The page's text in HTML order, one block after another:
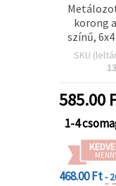
korong
színű,
mm, 50
SKU
585.00
1-4
468.00 Ft-